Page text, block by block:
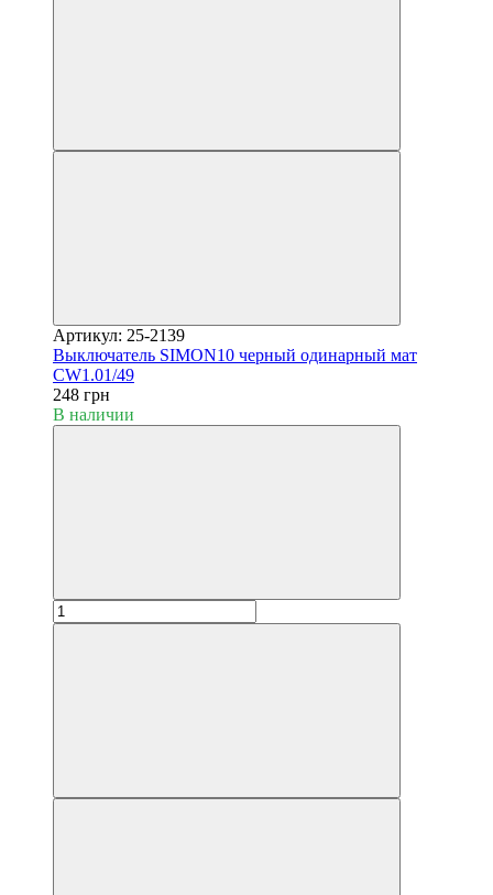
Артикул: 25-2139
Выключатель SIMON10 черный одинарный мат
CW1.01/49
248 грн
В наличии